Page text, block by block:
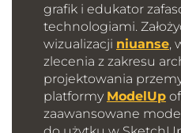
sztucznej inteligencji była
Algorytmy nie potrafiły
wielokrotnie halucynując.
mamy cały zestaw
niezrównane możliwości
nacisk położyliśmy w tym
05.05 - Projektowanie
10 min 58 s
Operacje
grafik i edukator
technologiami.
wizualizacji niuanse,
zlecenia z zakresu
projektowania
platformy ModelUp
zaawansowane